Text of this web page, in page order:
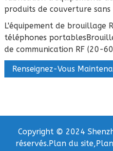
produits de couverture sans
L'équipement de brouillage
téléphones portables
de communication RF (20-
Renseignez-Vous
Copyright © 2024
réservés. Plan du site,